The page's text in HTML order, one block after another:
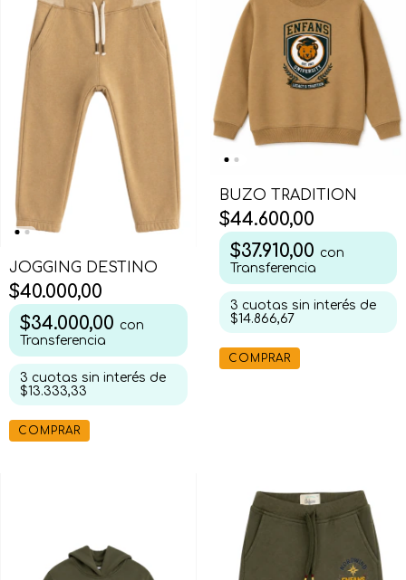
JOGGING DESTINO
$40.000,00
$34.000,00 con
Transferencia
3 cuotas sin interés de
$13.333,33
COMPRAR
BUZO TRADITION
$44.600,00
$37.910,00 con
Transferencia
3 cuotas sin interés de
$14.866,67
COMPRAR